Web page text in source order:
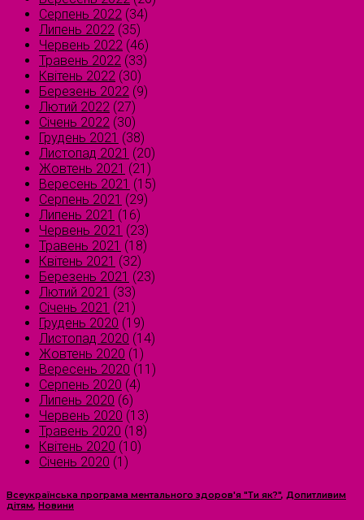
Серпень 2022 (34)
Липень 2022 (35)
Червень 2022 (46)
Травень 2022 (33)
Квітень 2022 (30)
Березень 2022 (9)
Лютий 2022 (27)
Січень 2022 (30)
Грудень 2021 (38)
Листопад 2021 (20)
Жовтень 2021 (21)
Вересень 2021 (15)
Серпень 2021 (29)
Липень 2021 (16)
Червень 2021 (23)
Травень 2021 (18)
Квітень 2021 (32)
Березень 2021 (23)
Лютий 2021 (33)
Січень 2021 (21)
Грудень 2020 (19)
Листопад 2020 (14)
Жовтень 2020 (1)
Вересень 2020 (11)
Серпень 2020 (4)
Липень 2020 (6)
Червень 2020 (13)
Травень 2020 (18)
Квітень 2020 (10)
Січень 2020 (1)
Всеукраїнська програма ментального здоров'я "Ти як?", Допитливим
дітям, Новини